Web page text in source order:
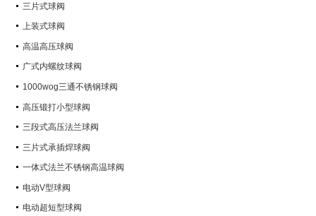
三片式球阀
上装式球阀
高温高压球阀
广式内螺纹球阀
1000wog三通不锈钢球阀
高压锻打小型球阀
三段式高压法兰球阀
三片式承插焊球阀
一体式法兰不锈钢高温球阀
电动V型球阀
电动超短型球阀